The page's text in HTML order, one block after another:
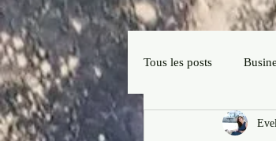
Tous les posts
Projets Créatifs